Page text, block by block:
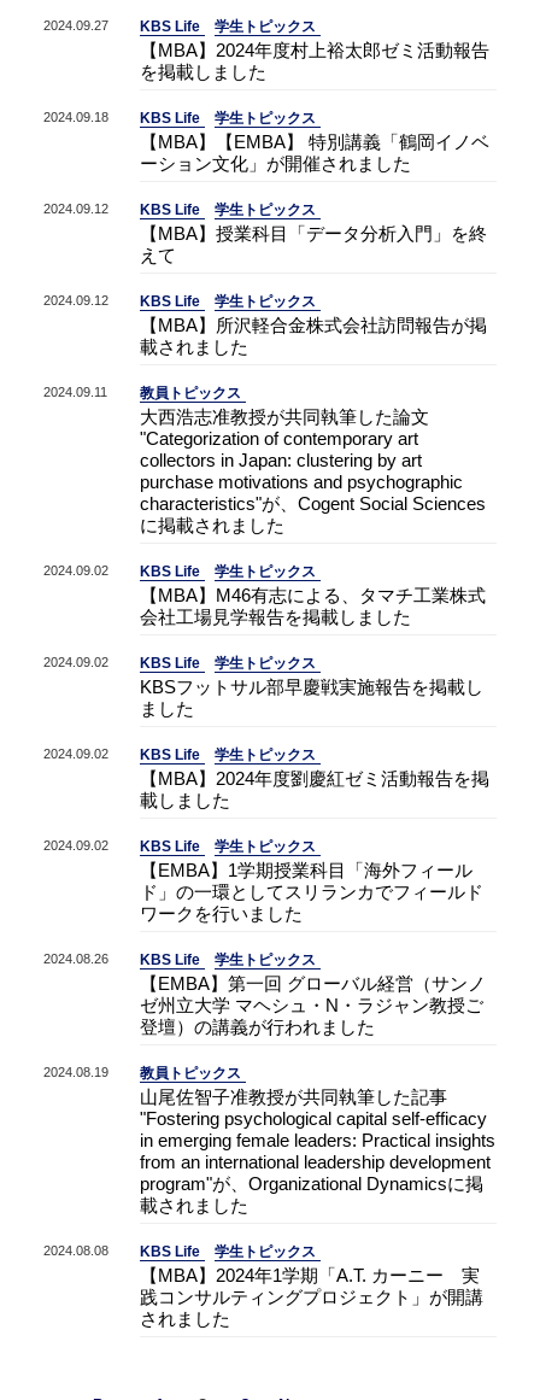
2024.09.27 KBS Life 学生トピックス
【MBA】2024年度村上裕太郎ゼミ活動報告
を掲載しました
2024.09.18 KBS Life 学生トピックス
【MBA】【EMBA】 特別講義「鶴岡イノベ
ーション文化」が開催されました
2024.09.12 KBS Life 学生トピックス
【MBA】授業科目「データ分析入門」を終
えて
2024.09.12 KBS Life 学生トピックス
【MBA】所沢軽合金株式会社訪問報告が掲
載されました
2024.09.11 教員トピックス
大西浩志准教授が共同執筆した論文
"Categorization of contemporary art
collectors in Japan: clustering by art
purchase motivations and psychographic
characteristics"が、Cogent Social Sciences
に掲載されました
2024.09.02 KBS Life 学生トピックス
【MBA】M46有志による、タマチ工業株式
会社工場見学報告を掲載しました
2024.09.02 KBS Life 学生トピックス
KBSフットサル部早慶戦実施報告を掲載し
ました
2024.09.02 KBS Life 学生トピックス
【MBA】2024年度劉慶紅ゼミ活動報告を掲
載しました
2024.09.02 KBS Life 学生トピックス
【EMBA】1学期授業科目「海外フィール
ド」の一環としてスリランカでフィールド
ワークを行いました
2024.08.26 KBS Life 学生トピックス
【EMBA】第一回 グローバル経営（サンノ
ゼ州立大学 マヘシュ・N・ラジャン教授ご
登壇）の講義が行われました
2024.08.19 教員トピックス
山尾佐智子准教授が共同執筆した記事
"Fostering psychological capital self-efficacy
in emerging female leaders: Practical insights
from an international leadership development
program"が、Organizational Dynamicsに掲
載されました
2024.08.08 KBS Life 学生トピックス
【MBA】2024年1学期「A.T. カーニー 実
践コンサルティングプロジェクト」が開講
されました